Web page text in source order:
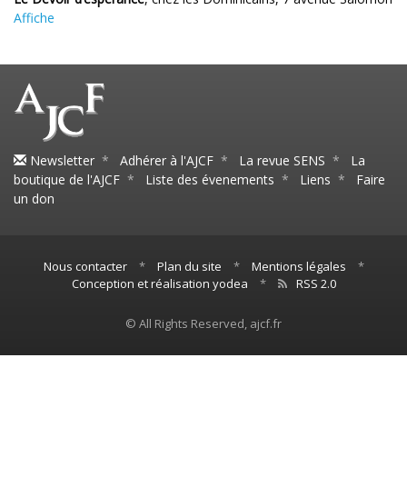
Affiche
Newsletter * Adhérer à l'AJCF * La revue SENS * La
boutique de l'AJCF * Liste des évenements * Liens * Faire
un don
Nous contacter * Plan du site * Mentions légales
*
Conception et réalisation yodea
* RSS 2.0
© All Rights Reserved, ajcf.fr